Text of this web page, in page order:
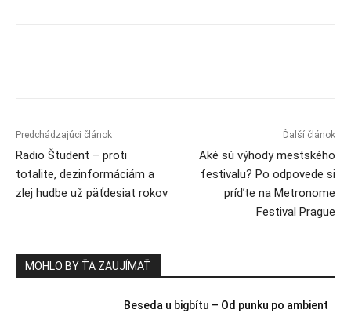
Predchádzajúci článok
Radio Študent – proti
totalite, dezinformáciám a
zlej hudbe už päťdesiat rokov
Ďalší článok
Aké sú výhody mestského
festivalu? Po odpovede si
príďte na Metronome
Festival Prague
MOHLO BY ŤA ZAUJÍMAŤ
Beseda u bigbítu – Od punku po ambient